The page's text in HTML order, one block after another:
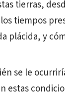
tierras,
tiempos
plácida, y
se le
estas